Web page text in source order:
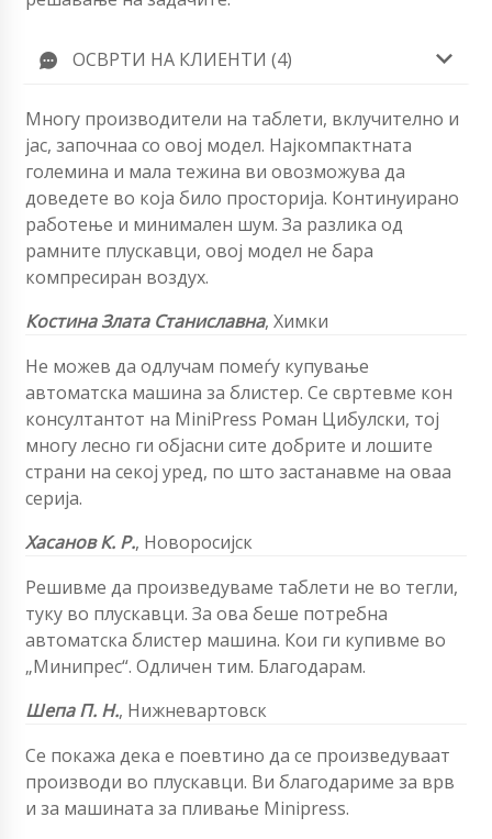
ОСВРТИ НА КЛИЕНТИ (4)
Многу производители на таблети, вклучително и
јас, започнаа со овој модел. Најкомпактната
големина и мала тежина ви овозможува да
доведете во која било просторија. Континуирано
работење и минимален шум. За разлика од
рамните плускавци, овој модел не бара
компресиран воздух.
Костина Злата Станиславна, Химки
Не можев да одлучам помеѓу купување
автоматска машина за блистер. Се свртевме кон
консултантот на MiniPress Роман Цибулски, тој
многу лесно ги објасни сите добрите и лошите
страни на секој уред, по што застанавме на оваа
серија.
Хасанов К. Р., Новоросијск
Решивме да произведуваме таблети не во тегли,
туку во плускавци. За ова беше потребна
автоматска блистер машина. Кои ги купивме во
„Минипрес“. Одличен тим. Благодарам.
Шепа П. Н., Нижневартовск
Се покажа дека е поевтино да се произведуваат
производи во плускавци. Ви благодариме за врв
и за машината за пливање Minipress.